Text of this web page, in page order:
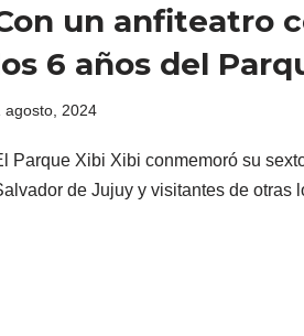
un anfiteatro
6 años del
agosto, 2024
Parque Xibi Xibi conmemoró su
de Jujuy y visitantes de otras